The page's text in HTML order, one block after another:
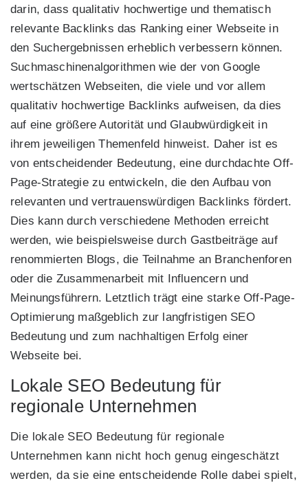
darin, dass qualitativ hochwertige und thematisch
relevante Backlinks das Ranking einer Webseite in
den Suchergebnissen erheblich verbessern können.
Suchmaschinenalgorithmen wie der von Google
wertschätzen Webseiten, die viele und vor allem
qualitativ hochwertige Backlinks aufweisen, da dies
auf eine größere Autorität und Glaubwürdigkeit in
ihrem jeweiligen Themenfeld hinweist. Daher ist es
von entscheidender Bedeutung, eine durchdachte Off-
Page-Strategie zu entwickeln, die den Aufbau von
relevanten und vertrauenswürdigen Backlinks fördert.
Dies kann durch verschiedene Methoden erreicht
werden, wie beispielsweise durch Gastbeiträge auf
renommierten Blogs, die Teilnahme an Branchenforen
oder die Zusammenarbeit mit Influencern und
Meinungsführern. Letztlich trägt eine starke Off-Page-
Optimierung maßgeblich zur langfristigen SEO
Bedeutung und zum nachhaltigen Erfolg einer
Webseite bei.
Lokale SEO Bedeutung für
regionale Unternehmen
Die lokale SEO Bedeutung für regionale
Unternehmen kann nicht hoch genug eingeschätzt
werden, da sie eine entscheidende Rolle dabei spielt,